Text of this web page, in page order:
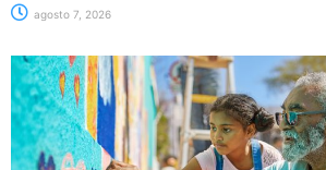
agosto 7, 2026